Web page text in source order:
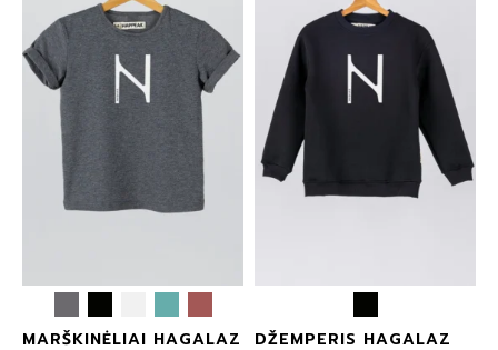
MARŠKINĖLIAI HAGALAZ
DŽEMPERIS HAGALAZ